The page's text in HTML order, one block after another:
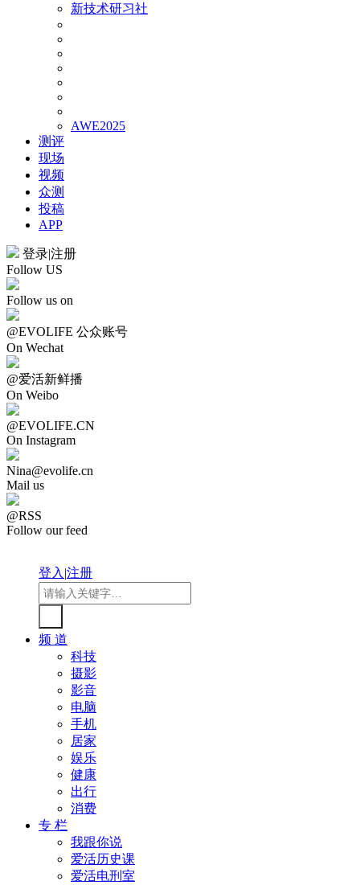
新技术研习社
AWE2025
测评
现场
视频
众测
投稿
APP
登录|注册
Follow US
Follow us on
@EVOLIFE 公众账号
On Wechat
@爱活新鲜播
On Weibo
@EVOLIFE.CN
On Instagram
Nina@evolife.cn
Mail us
@RSS
Follow our feed
登入|注册
频 道
科技
摄影
影音
电脑
手机
居家
娱乐
健康
出行
消费
专 栏
我跟你说
爱活历史课
爱活电刑室